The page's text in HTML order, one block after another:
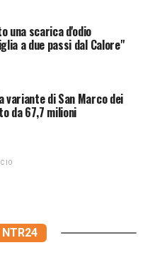
una scarica d'odio
a due passi dal Calore"
variante di San Marco dei
da 67,7 milioni